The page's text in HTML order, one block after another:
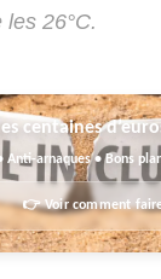
les 26°C.
centaines
Anti-arnaques • Bons
👉 Voir comment